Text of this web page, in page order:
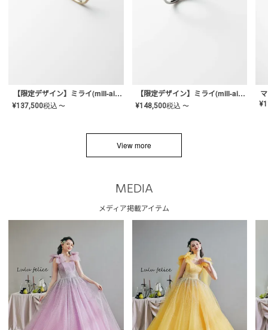
【限定デザイン】ミライ(mill-ai)リング
¥137,500税込 〜
【限定デザイン】ミライ(mill-ai)リング
¥148,500税込 〜 ¥
View more
MEDIA
メディア掲載アイテム